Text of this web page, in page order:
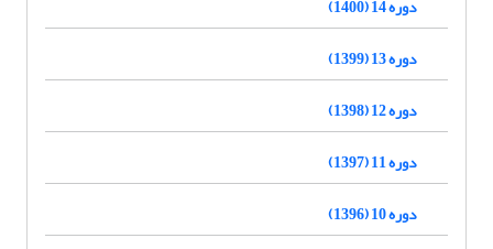
دوره 14 (1400)
دوره 13 (1399)
دوره 12 (1398)
دوره 11 (1397)
دوره 10 (1396)